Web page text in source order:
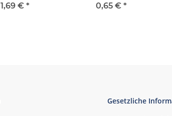
1,69 € *
0,65 € *
Gesetzliche